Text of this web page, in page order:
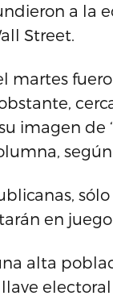
a la
Street.
martes
imagen de
en
alta
llave